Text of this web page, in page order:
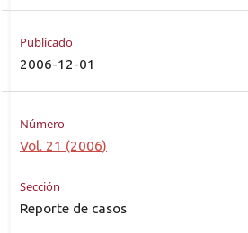
Publicado
2006-12-01
Número
Vol. 21 (2006)
Sección
Reporte de casos